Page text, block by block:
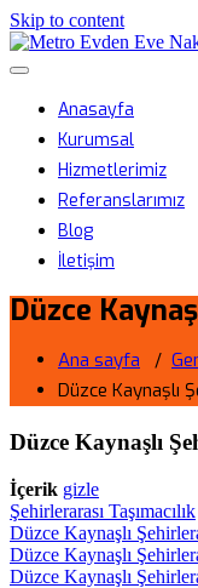
Skip to content
Metro
Anasayfa
Kurumsal
Hizmetlerimiz
Referanslarımız
Blog
İletişim
Düzce
Ana sayfa /
Düzce Kaynaşlı
Düzce Kaynaşlı
İçerik gizle
Şehirlerarası Taşımacılık
Düzce Kaynaşlı
Düzce Kaynaşlı
Düzce Kaynaşlı